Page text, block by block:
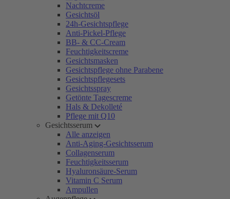
Nachtcreme
Gesichtsöl
24h-Gesichtspflege
Anti-Pickel-Pflege
BB- & CC-Cream
Feuchtigkeitscreme
Gesichtsmasken
Gesichtspflege ohne Parabene
Gesichtspflegesets
Gesichtsspray
Getönte Tagescreme
Hals & Dekolleté
Pflege mit Q10
Gesichtsserum
Alle anzeigen
Anti-Aging-Gesichtsserum
Collagenserum
Feuchtigkeitsserum
Hyaluronsäure-Serum
Vitamin C Serum
Ampullen